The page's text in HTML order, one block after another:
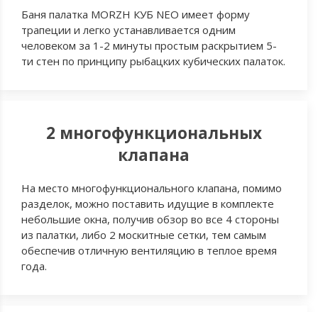
Баня палатка MORZH КУБ NEO имеет форму
трапеции и легко устанавливается одним
человеком за 1-2 минуты простым раскрытием 5-
ти стен по принципу рыбацких кубических палаток.
2 многофункциональных
клапана
На место многофункционального клапана, помимо
разделок, можно поставить идущие в комплекте
небольшие окна, получив обзор во все 4 стороны
из палатки, либо 2 москитные сетки, тем самым
обеспечив отличную вентиляцию в теплое время
года.